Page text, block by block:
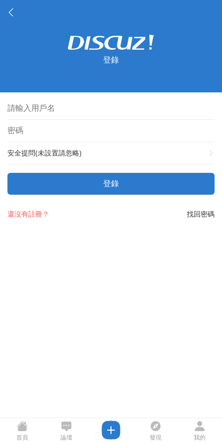
登錄
安全提問(未設置請忽略)
登錄
找回密碼
還沒有註冊？
首頁 論壇 發現 我的